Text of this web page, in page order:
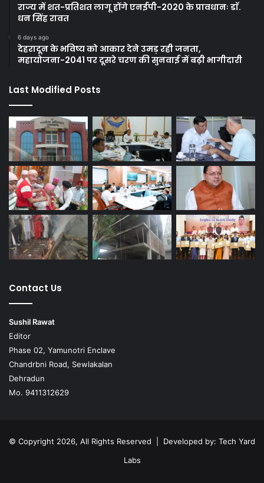
राज्य में शत-प्रतिशत लागू होंगे एनईपी-2020 के प्रावधानः डाॅ.
धन सिंह रावत
6 days ago
देहरादून के भविष्य को आकार देने उमड़ रही जनता,
महायोजना-2041 पर दूसरे चरण की सुनवाई में बढ़ी भागीदारी
Last Modified Posts
Contact Us
Sushil Rawat
Editor
Phase 02, Yamunotri Enclave
Chandrbni Road, Sewlakalan
Dehradun
Mo. 9411312629
© Copyright 2026, All Rights Reserved | Developed by: Tech Yard
Labs